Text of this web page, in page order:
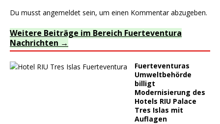
Du musst angemeldet sein, um einen Kommentar abzugeben.
Weitere Beiträge im Bereich Fuerteventura
Nachrichten
Fuerteventuras
Umweltbehörde
billigt
Modernisierung des
Hotels RIU Palace
Tres Islas mit
Auflagen